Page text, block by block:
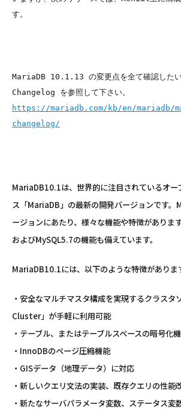
す。
MariaDB 10.1.13 の変更点を全て確認したい
https://mariadb.com/kb/en/mariadb/
changelog/
MariaDB10.1は、世界的に注目されているオー
ス「MariaDB」の最新の開発バージョンです
ージョンにあたり、様々な機能や特徴がありま
およびMySQL5.7の機能も備えています。
MariaDB10.1には、以下のような特徴がありま
・安全なマルチマスタ構成を実現するクラスタ
Cluster」が手軽に利用可能
・テーブル、またはテーブルスペースの暗号化
・InnoDBのページ圧縮機能
・GISデータ（地理データ）に対応
・新しいクエリ文法の実装、既存クエリの性能
・新たなサーバパラメータ変数、ステータス変